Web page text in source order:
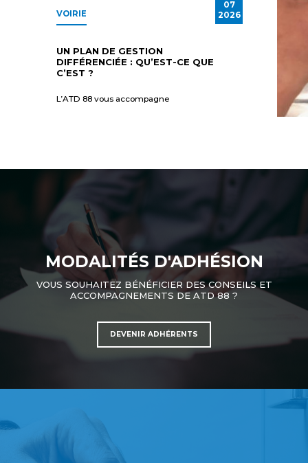
07
2026
VOIRIE
UN PLAN DE GESTION
DIFFÉRENCIÉE : QU’EST-CE QUE
C’EST ?
L’ATD 88 vous accompagne
MODALITÉS D'ADHÉSION
VOUS SOUHAITEZ BÉNÉFICIER DES CONSEILS ET
ACCOMPAGNEMENTS DE ATD 88 ?
DEVENIR ADHÉRENTS